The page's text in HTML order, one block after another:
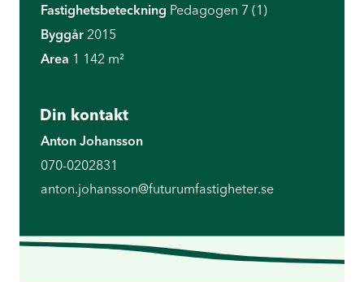
Fastighetsbeteckning Pedagogen 7 (1)
Byggår 2015
Area 1 142 m²
Din kontakt
Anton Johansson
070-0202831
anton.johansson@futurumfastigheter.se